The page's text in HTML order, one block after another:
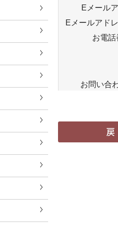
Eメール
Eメールアド
お電話
お問い合